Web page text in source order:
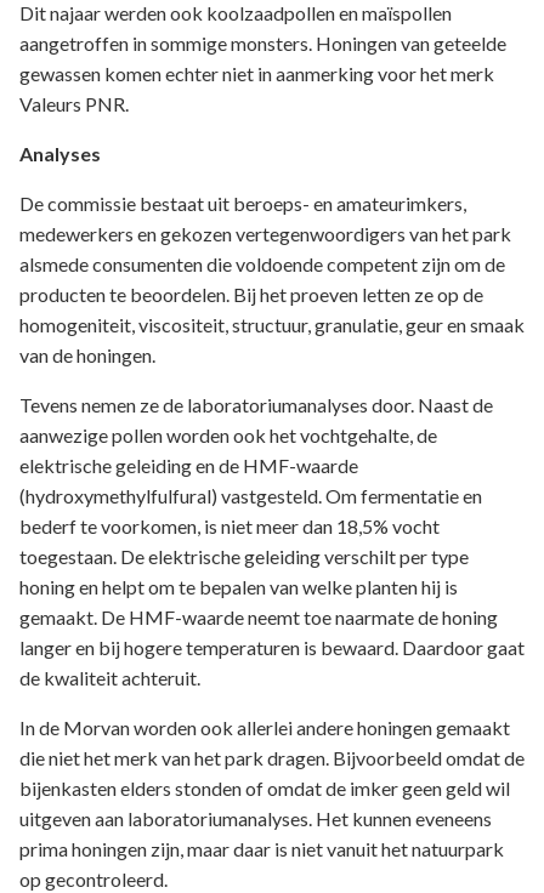
Dit najaar werden ook koolzaadpollen en maïspollen
aangetroffen in sommige monsters. Honingen van geteelde
gewassen komen echter niet in aanmerking voor het merk
Valeurs PNR.
Analyses
De commissie bestaat uit beroeps- en amateurimkers,
medewerkers en gekozen vertegenwoordigers van het park
alsmede consumenten die voldoende competent zijn om de
producten te beoordelen. Bij het proeven letten ze op de
homogeniteit, viscositeit, structuur, granulatie, geur en smaak
van de honingen.
Tevens nemen ze de laboratoriumanalyses door. Naast de
aanwezige pollen worden ook het vochtgehalte, de
elektrische geleiding en de HMF-waarde
(hydroxymethylfulfural) vastgesteld. Om fermentatie en
bederf te voorkomen, is niet meer dan 18,5% vocht
toegestaan. De elektrische geleiding verschilt per type
honing en helpt om te bepalen van welke planten hij is
gemaakt. De HMF-waarde neemt toe naarmate de honing
langer en bij hogere temperaturen is bewaard. Daardoor gaat
de kwaliteit achteruit.
In de Morvan worden ook allerlei andere honingen gemaakt
die niet het merk van het park dragen. Bijvoorbeeld omdat de
bijenkasten elders stonden of omdat de imker geen geld wil
uitgeven aan laboratoriumanalyses. Het kunnen eveneens
prima honingen zijn, maar daar is niet vanuit het natuurpark
op gecontroleerd.